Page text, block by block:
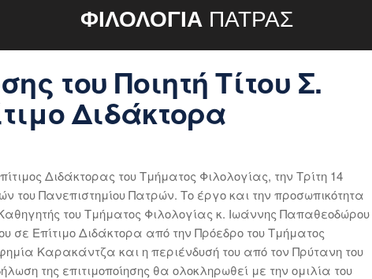
ΦΙΛΟΛΟΓΙΑ ΠΑΤΡΑΣ
του Ποιητή Τίτου Σ.
Διδάκτορα
Διδάκτορας του Τμήματος Φιλολογίας, την Τρίτη 14
του Πανεπιστημίου Πατρών. Το έργο και την προσωπικότητα
του Τμήματος Φιλολογίας κ. Ιωάννης Παπαθεοδώρου
σε Επίτιμο Διδάκτορα από την Πρόεδρο του Τμήματος
Καρακάντζα και η περιένδυσή του από τον Πρύτανη του
της επιτιμοποίησης θα ολοκληρωθεί με την ομιλία του